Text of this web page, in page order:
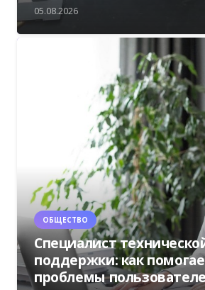
05.08.2026
ОБЩЕСТВО
Специалист
поддержки: как
проблемы